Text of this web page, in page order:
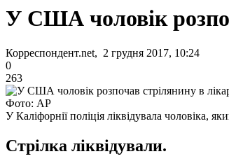
У США чоловік
Корреспондент.net, 2 грудня 2017, 10:24
0
263
Фото: АР
У Каліфорнії поліція ліквідувала чоловіка,
Стрілка ліквідували.